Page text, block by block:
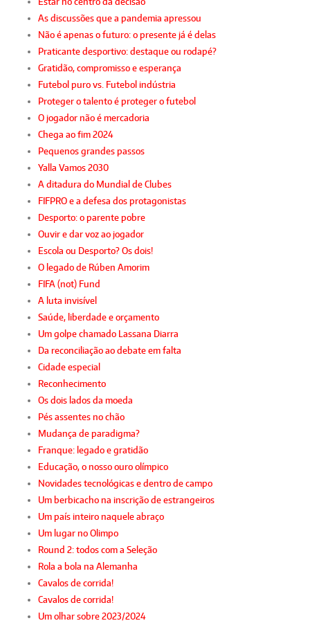
As discussões que a pandemia apressou
Não é apenas o futuro: o presente já é delas
Praticante desportivo: destaque ou rodapé?
Gratidão, compromisso e esperança
Futebol puro vs. Futebol indústria
Proteger o talento é proteger o futebol
O jogador não é mercadoria
Chega ao fim 2024
Pequenos grandes passos
Yalla Vamos 2030
A ditadura do Mundial de Clubes
FIFPRO e a defesa dos protagonistas
Desporto: o parente pobre
Ouvir e dar voz ao jogador
Escola ou Desporto? Os dois!
O legado de Rúben Amorim
FIFA (not) Fund
A luta invisível
Saúde, liberdade e orçamento
Um golpe chamado Lassana Diarra
Da reconciliação ao debate em falta
Cidade especial
Reconhecimento
Os dois lados da moeda
Pés assentes no chão
Mudança de paradigma?
Franque: legado e gratidão
Educação, o nosso ouro olímpico
Novidades tecnológicas e dentro de campo
Um berbicacho na inscrição de estrangeiros
Um país inteiro naquele abraço
Um lugar no Olimpo
Round 2: todos com a Seleção
Rola a bola na Alemanha
Cavalos de corrida!
Cavalos de corrida!
Um olhar sobre 2023/2024